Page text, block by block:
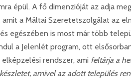
épül. A fő dimenzióját az adja
a Máltai Szeretetszolgálat az
egészében is most már több
a Jelenlét program, ott
rendszer, ami feltárja a
amivel az adott település